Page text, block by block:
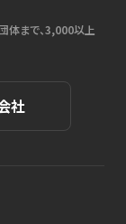
体まで、3,000以上
社